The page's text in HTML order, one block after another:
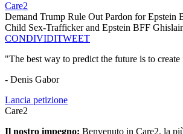
Care2
Demand Trump Rule Out Pardon for Epstein
Child Sex-Trafficker and Epstein BFF
CONDIVIDITWEET
"The best way to predict the future is to
- Denis Gabor
Lancia petizione
Care2
Il nostro impegno: Benvenuto in Care2, la